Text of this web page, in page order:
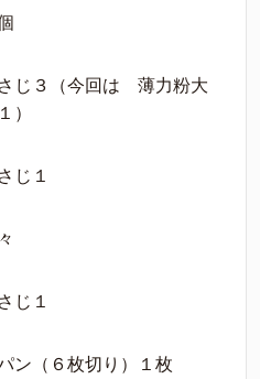
今回は 薄力粉大
）
１
１
６枚切り）１枚